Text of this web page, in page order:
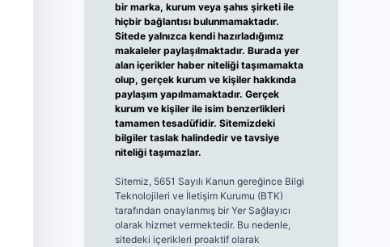
bir marka, kurum veya şahıs şirketi ile
hiçbir bağlantısı bulunmamaktadır.
Sitede yalnızca kendi hazırladığımız
makaleler paylaşılmaktadır. Burada yer
alan içerikler haber niteliği taşımamakta
olup, gerçek kurum ve kişiler hakkında
paylaşım yapılmamaktadır. Gerçek
kurum ve kişiler ile isim benzerlikleri
tamamen tesadüfidir. Sitemizdeki
bilgiler taslak halindedir ve tavsiye
niteliği taşımazlar.
Sitemiz, 5651 Sayılı Kanun gereğince Bilgi
Teknolojileri ve İletişim Kurumu (BTK)
tarafından onaylanmış bir Yer Sağlayıcı
olarak hizmet vermektedir. Bu nedenle,
sitedeki içerikleri proaktif olarak